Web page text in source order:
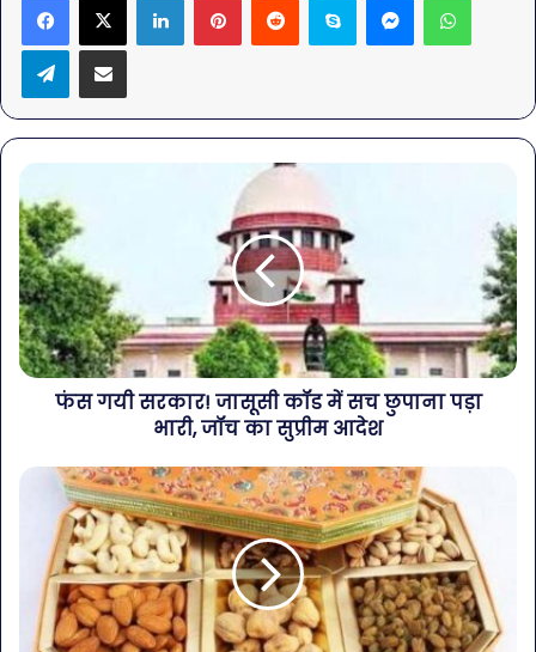
TelegramShare via Email
फंस गयी सरकार! जासूसी कॉड में सच छुपाना पड़ा
भारी, जॉच का सुप्रीम आदेश